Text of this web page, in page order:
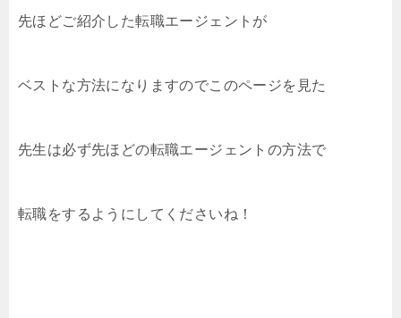
先ほどご紹介した転職エージェントが
ベストな方法になりますのでこのページを見た
先生は必ず先ほどの転職エージェントの方法で
転職をするようにしてくださいね！